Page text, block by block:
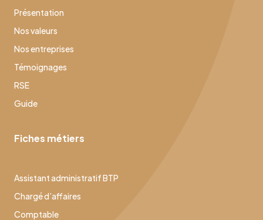
Présentation
Nos valeurs
Nos entreprises
Témoignages
RSE
Guide
Fiches métiers
Assistant administratif BTP
Chargé d’affaires
Comptable